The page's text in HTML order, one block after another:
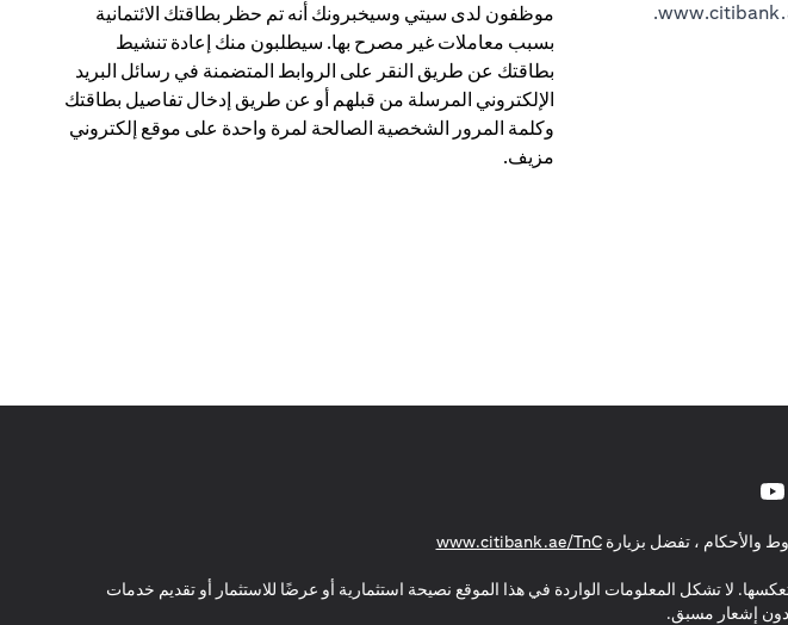
.
موظفون لدى سيتي وسيخبرونك أنه تم حظر بطاقتك الائتمانية
بسبب معاملات غير مصرح بها. سيطلبون منك إعادة تنشيط
بطاقتك عن طريق النقر على الروابط المتضمنة في رسائل البريد
الإلكتروني المرسلة من قبلهم أو عن طريق إدخال تفاصيل بطاقتك
وكلمة المرور الشخصية الصالحة لمرة واحدة على موقع إلكتروني
مزيف.
والأحكام ، تفضل بزيارةwww.citibank.ae/TnC
(opens in a new tab)
لا تشكل المعلومات الواردة في هذا الموقع نصيحة استثمارية أو عرضًا للاستثمار أو تقديم خدمات
دون إشعار مسبق.